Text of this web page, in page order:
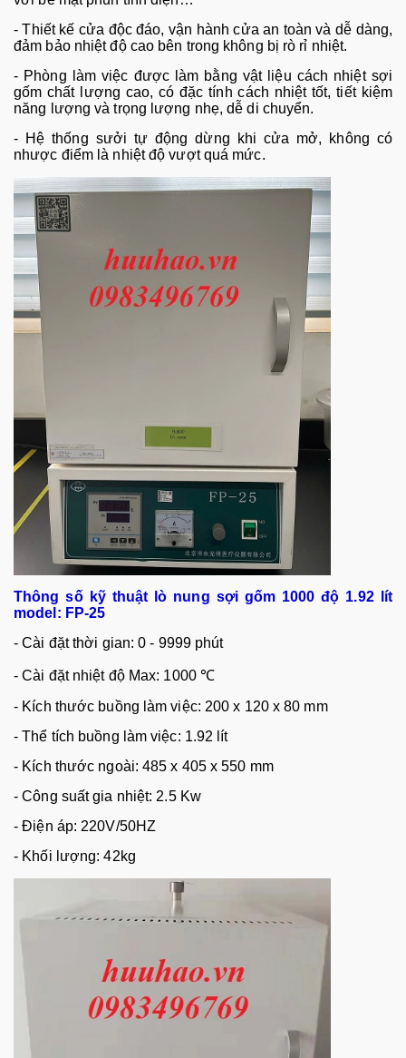
- Thiết kế cửa độc đáo, vận hành cửa an toàn và dễ dàng,
đảm bảo nhiệt độ cao bên trong không bị rò rỉ nhiệt.
- Phòng làm việc được làm bằng vật liệu cách nhiệt sợi
gốm chất lượng cao, có đặc tính cách nhiệt tốt, tiết kiệm
năng lượng và trọng lượng nhẹ, dễ di chuyển.
- Hệ thống sưởi tự động dừng khi cửa mở, không có
nhược điểm là nhiệt độ vượt quá mức.
Thông sốkỹthuật lò nung sợi gốm 1000 độ 1.92 lít
model: FP-25
- Cài đặt thời gian: 0 - 9999 phút
- Cài đặt nhiệt độMax: 1000 ℃
- Kích thước buồng làm việc: 200 x 120 x 80 mm
- Thể tích buồng làm việc: 1.92 lít
- Kích thước ngoài: 485 x 405 x 550 mm
- Công suất gia nhiệt: 2.5 Kw
- Điện áp: 220V/50HZ
- Khối lượng: 42kg